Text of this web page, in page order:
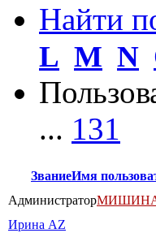
Найти
L M N
... 131
ЗваниеИмя
Администратор
Ирина AZ